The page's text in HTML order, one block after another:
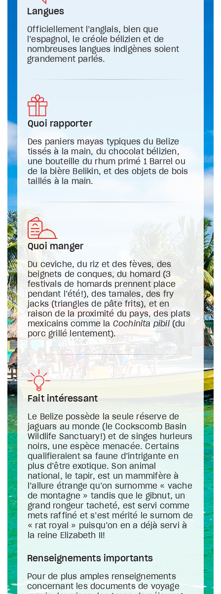
Langues
Officiellement l’anglais, bien que
l’espagnol, le créole bélizien et de
nombreuses langues indigènes soient
grandement parlés.
Quoi rapporter
Des paniers mayas typiques du Belize
tissés à la main, du chocolat bélizien,
une bouteille du rhum primé 1 Barrel ou
de la bière Belikin, et des objets de bois
taillés à la main.
Quoi manger
Du ceviche, du riz et des fèves, des
beignets de conques, du homard (3
festivals de homards prennent place
pendant l’été!), des tamales, des fry
jacks (triangles de pâte frits), et en
raison de la proximité du pays, des plats
mexicains comme la Cochinita pibil(du
porc grillé lentement).
Fait intéressant
Le Belize possède la seule réserve de
jaguars au monde (le Cockscomb Basin
Wildlife Sanctuary!) et de singes hurleurs
noirs, une espèce menacée. Certains
qualifieraient sa faune d’intrigante en
plus d’être exotique. Son animal
national, le tapir, est un mammifère à
l’allure étrange qu’on surnomme « vache
de montagne » tandis que le gibnut, un
grand rongeur tacheté, est servi comme
mets raffiné et s’est mérité le surnom de
« rat royal » puisqu’on en a déjà servi à
la reine Elizabeth II!
Renseignements importants
Pour de plus amples renseignements
concernant les documents de voyage